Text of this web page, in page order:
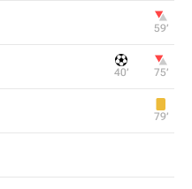
59‎’‎
40‎’‎ 75‎’‎
79‎’‎